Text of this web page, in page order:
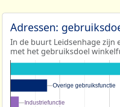
Adressen:
In de buurt Leidsenhage zijn
met het gebruiksdoel
Overige gebruiksfunctie
Overige gebruiksfunctie
Industriefunctie
Industriefunctie